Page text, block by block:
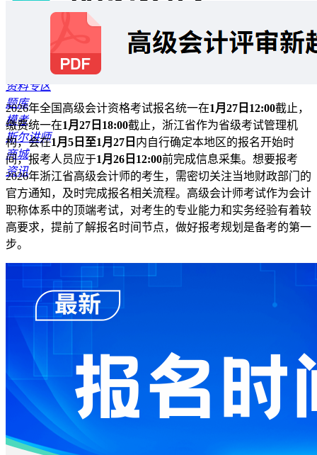
报考指南
资料专区
题库
模考
斯尔讲师
商城
资讯
2026年全国高级会计资格考试报名统一在1月27日12:00截止，
缴费统一在1月27日18:00截止，浙江省作为省级考试管理机
构，会在1月5日至1月27日 内自行确定本地区的报名开始时
间，报考人员应于1月26日12:00前完成信息采集。想要报考
2026年浙江省高级会计师的考生，需密切关注当地财政部门的
官方通知，及时完成报名相关流程。高级会计师考试作为会计
职称体系中的顶端考试，对考生的专业能力和实务经验有着较
高要求，提前了解报名时间节点，做好报考规划是备考的第一
步。